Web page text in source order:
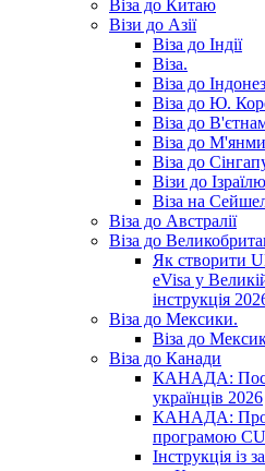
Віза до Китаю
Візи до Азії
Віза до Індії
Віза.
Віза до
Віза до Ю.
Віза до
Віза до
Віза до
Візи до
Віза на
Віза до Австралії
Віза до
Як створити
eVisa у
інструкція
Віза до Мексики.
Віза до
Віза до Канади
КАНАДА:
українців 2026
КАНАДА:
програмою
Інструкція із